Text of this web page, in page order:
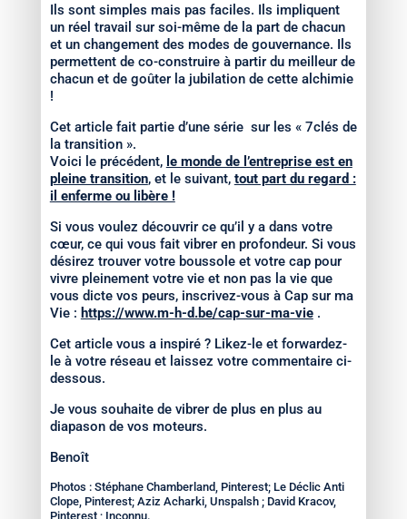
Ils sont simples mais pas faciles. Ils impliquent
un réel travail sur soi-même de la part de chacun
et un changement des modes de gouvernance. Ils
permettent de co-construire à partir du meilleur de
chacun et de goûter la jubilation de cette alchimie
!
Cet article fait partie d’une série sur les « 7clés de
la transition ».
Voici le précédent, le monde de l’entreprise est en
pleine transition, et le suivant, tout part du regard :
il enferme ou libère !
Si vous voulez découvrir ce qu’il y a dans votre
cœur, ce qui vous fait vibrer en profondeur. Si vous
désirez trouver votre boussole et votre cap pour
vivre pleinement votre vie et non pas la vie que
vous dicte vos peurs, inscrivez-vous à Cap sur ma
Vie : https://www.m-h-d.be/cap-sur-ma-vie.
Cet article vous a inspiré ? Likez-le et forwardez-
le à votre réseau et laissez votre commentaire ci-
dessous.
Je vous souhaite de vibrer de plus en plus au
diapason de vos moteurs.
Benoît
Photos : Stéphane Chamberland, Pinterest; Le Déclic Anti
Clope, Pinterest; Aziz Acharki, Unspalsh ; David Kracov,
Pinterest ; Inconnu.